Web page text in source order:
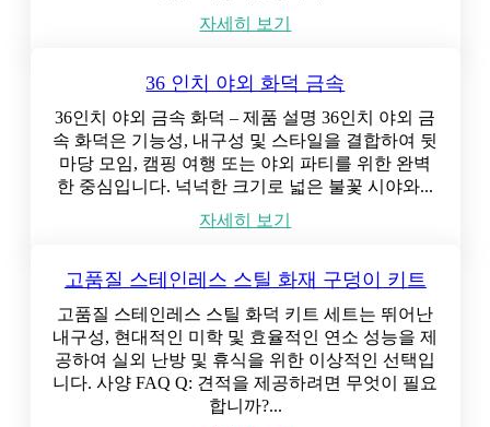
자세히 보기
36 인치 야외 화덕 금속
36인치 야외 금속 화덕 – 제품 설명 36인치 야외 금
속 화덕은 기능성, 내구성 및 스타일을 결합하여 뒷
마당 모임, 캠핑 여행 또는 야외 파티를 위한 완벽
한 중심입니다. 넉넉한 크기로 넓은 불꽃 시야와...
자세히 보기
고품질 스테인레스 스틸 화재 구덩이 키트
고품질 스테인레스 스틸 화덕 키트 세트는 뛰어난
내구성, 현대적인 미학 및 효율적인 연소 성능을 제
공하여 실외 난방 및 휴식을 위한 이상적인 선택입
니다. 사양 FAQ Q: 견적을 제공하려면 무엇이 필요
합니까?...